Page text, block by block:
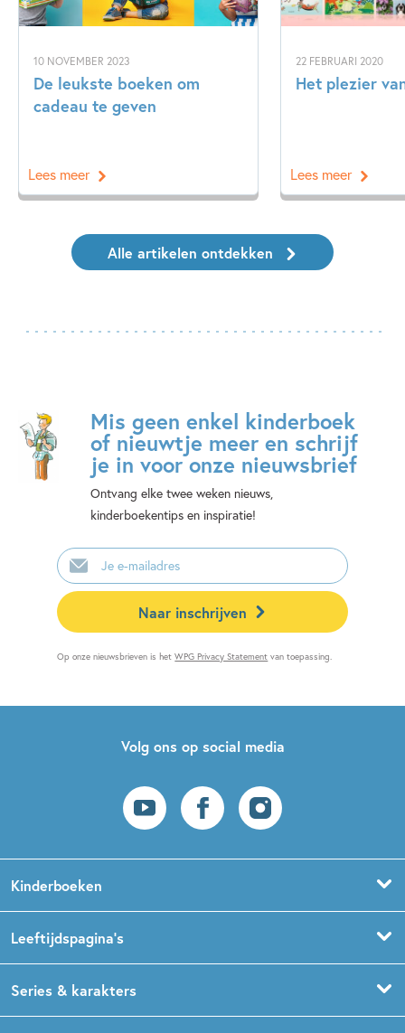
10 NOVEMBER 2023
De leukste boeken om
cadeau te geven
Lees meer
22 FEBRUARI 2020
Het plezier
Lees meer
Alle artikelen ontdekken
Mis geen enkel kinderboek
of nieuwtje meer en schrijf
je in voor onze nieuwsbrief
Ontvang elke twee weken nieuws,
kinderboekentips en inspiratie!
E-
mailadres
Naar inschrijven
Op onze nieuwsbrieven is hetWPG Privacy Statement van toepassing.
Volg ons op social media
Kinderboeken
Prentenboeken
Leeftijdspagina’s
Boekentips 1,5 - 3 jaar
Series & karakters